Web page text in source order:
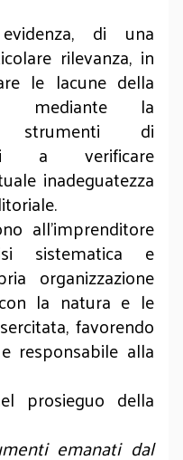
di una
rilevanza, in
le lacune della
mediante la
strumenti di
a verificare
inadeguatezza
all’imprenditore
sistematica e
organizzazione
la natura e le
favorendo
responsabile alla
prosieguo della
emanati dal